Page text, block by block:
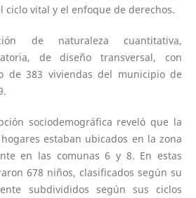
ciclo vital y el enfoque de derechos.
de naturaleza cuantitativa,
de diseño transversal, con
de 383 viviendas del municipio de
sociodemográfica reveló que la
estaban ubicados en la zona
en las comunas 6 y 8. En estas
678 niños, clasificados según su
subdivididos según sus ciclos